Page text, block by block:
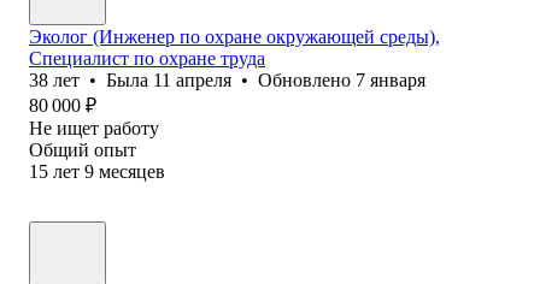
Эколог (Инженер по охране окружающей среды),
Специалист по охране труда
38 лет • Была 11 апреля • Обновлено 7 января
80 000 ₽
Не ищет работу
Общий опыт
15 лет 9 месяцев